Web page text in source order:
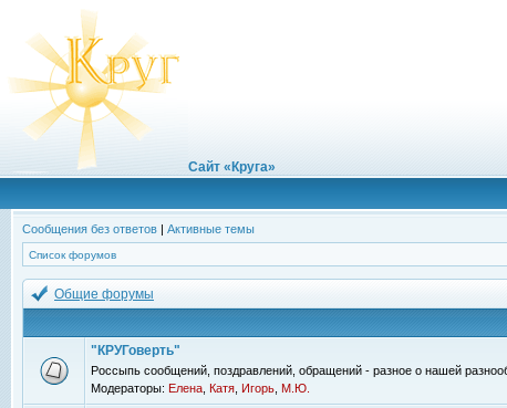
Сайт «Круга»
Сообщения без ответов | Активные темы
Список форумов
Общие форумы
"КРУГоверть"
Россыпь сообщений, поздравлений, обращений - разное о нашей
Модераторы: Елена Катя Игорь М.Ю.